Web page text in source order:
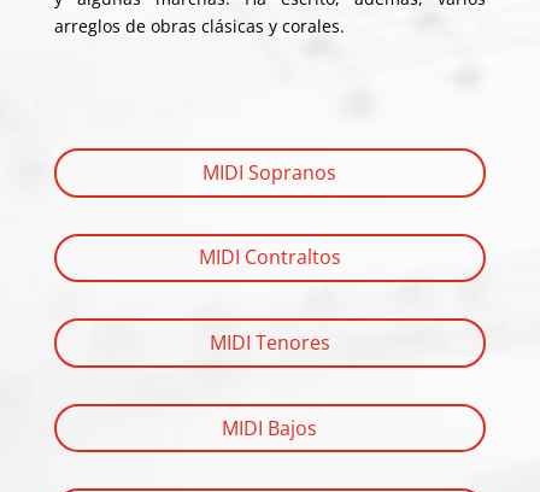
arreglos de obras clásicas y corales.
MIDI Sopranos
MIDI Contraltos
MIDI Tenores
MIDI Bajos